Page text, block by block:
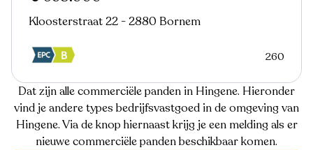
Kloosterstraat 22 - 2880 Bornem
260
Dat zijn alle commerciële panden in Hingene. Hieronder
vind je andere types bedrijfsvastgoed in de omgeving van
Hingene. Via de knop hiernaast krijg je een melding als er
nieuwe commerciële panden beschikbaar komen.